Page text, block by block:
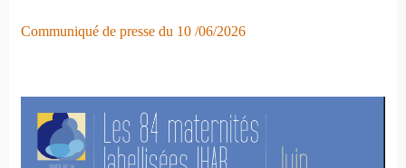
Communiqué de presse du 10 /06/2026